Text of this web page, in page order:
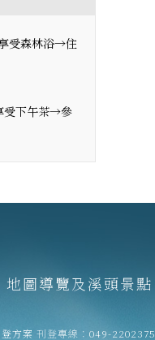
受森林浴→住
受下午茶→參
圖導覽及溪頭景點
方案 刊登專線： 049-2202375